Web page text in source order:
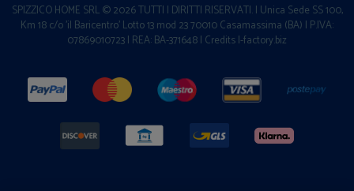
SPIZZICO HOME SRL © 2026 TUTTI I DIRITTI RISERVATI. | Unica Sede SS 100,
Km 18 c/o 'il Baricentro' Lotto 13 mod 23 70010 Casamassima (BA) | P.IVA:
07869010723 | REA: BA-371648 | Credits I-factory.biz